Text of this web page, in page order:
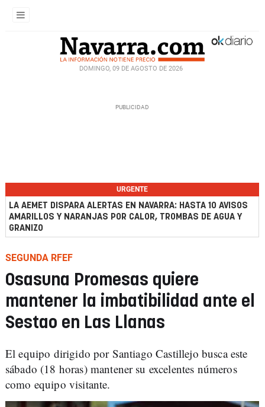
DOMINGO, 09 DE AGOSTO DE 2026
URGENTE
LA AEMET DISPARA ALERTAS EN NAVARRA: HASTA 10 AVISOS
AMARILLOS Y NARANJAS POR CALOR, TROMBAS DE AGUA Y
GRANIZO
SEGUNDA RFEF
Osasuna Promesas quiere
mantener la imbatibilidad ante el
Sestao en Las Llanas
El equipo dirigido por Santiago Castillejo busca este
sábado (18 horas) mantener su excelentes números
como equipo visitante.